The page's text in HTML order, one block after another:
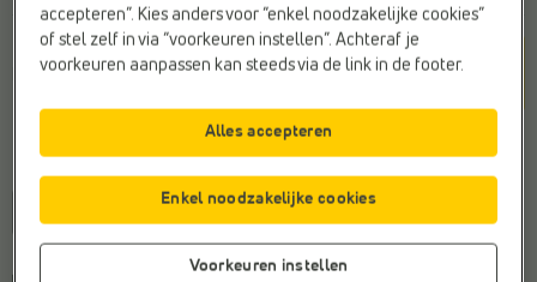
Kleur
Blauw
accepteren”. Kies anders voor “enkel noodzakelijke cookies”
of stel zelf in via “voorkeuren instellen”. Achteraf je
voorkeuren aanpassen kan steeds via de link in de footer.
Voorkeuren instellen
Enkel noodzakelijke cookies
Alles accepteren